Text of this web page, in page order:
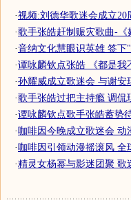
·视频:刘德华歌迷会成立
·歌手张皓赶制赈灾歌曲-《
·音纳文化慧眼识英雄 签
·谭咏麟钦点张皓 《都是我
·孙耀威成立歌迷会 与谢安
·歌手张皓过把主持瘾 调侃
·谭咏麟钦点歌手张皓蓄势
·咖啡因今晚成立歌迷会 动
·咖啡因引领动漫摇滚风 全
·精灵女杨幂与影迷团聚 歌